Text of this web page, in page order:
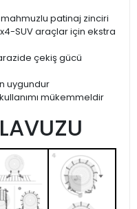
patinaj zinciri
SUV araçlar için ekstra
çekiş gücü
uygundur
mükemmeldir